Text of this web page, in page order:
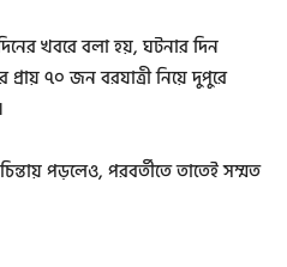
খবরে বলা হয়, ঘটনার দিন
প্রায় ৭০ জন বরযাত্রী নিয়ে দুপুরে
পড়লেও, পরবর্তীতে তাতেই সম্মত